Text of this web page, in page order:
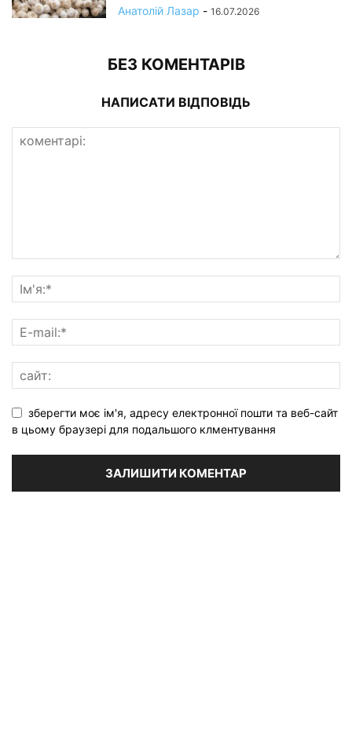
Анатолій Лазар - 16.07.2026
БЕЗ КОМЕНТАРІВ
НАПИСАТИ ВІДПОВІДЬ
зберегти моє ім'я, адресу електронної пошти та веб-сайт
в цьому браузері для подальшого клментування